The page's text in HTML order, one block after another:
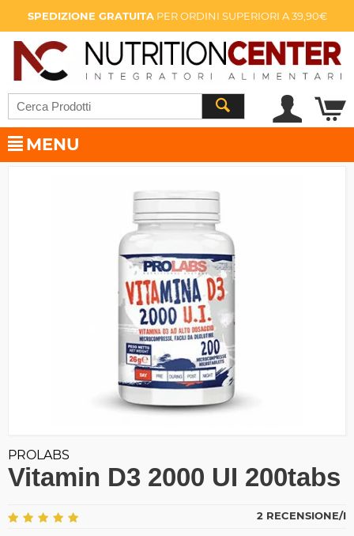
SPEDIZIONE GRATUITAPER ORDINI SUPERIORI A 39,90€
MENU
PROLABS
Vitamin D3 2000 UI 200tabs
2 RECENSIONE/I